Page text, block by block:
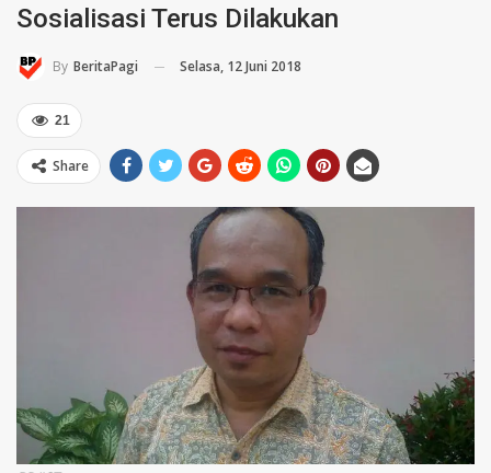
Sosialisasi Terus Dilakukan
By BeritaPagi Selasa, 12 Juni 2018
21
Share